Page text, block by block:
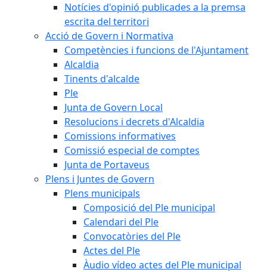
Notícies d'opinió publicades a la premsa
escrita del territori
Acció de Govern i Normativa
Competències i funcions de l'Ajuntament
Alcaldia
Tinents d'alcalde
Ple
Junta de Govern Local
Resolucions i decrets d'Alcaldia
Comissions informatives
Comissió especial de comptes
Junta de Portaveus
Plens i Juntes de Govern
Plens municipals
Composició del Ple municipal
Calendari del Ple
Convocatòries del Ple
Actes del Ple
Àudio vídeo actes del Ple municipal